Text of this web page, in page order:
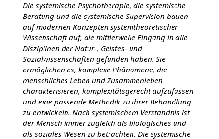
Die systemische Psychotherapie, die systemische
Beratung und die systemische Supervision bauen
auf modernen Konzepten systemtheoretischer
Wissenschaft auf, die mittlerweile Eingang in alle
Disziplinen der Natur-, Geistes- und
Sozialwissenschaften gefunden haben. Sie
ermöglichen es, komplexe Phänomene, die
menschliches Leben und Zusammenleben
charakterisieren, komplexitätsgerecht aufzufassen
und eine passende Methodik zu ihrer Behandlung
zu entwickeln. Nach systemischem Verständnis ist
der Mensch immer zugleich als biologisches und
als soziales Wesen zu betrachten. Die systemische